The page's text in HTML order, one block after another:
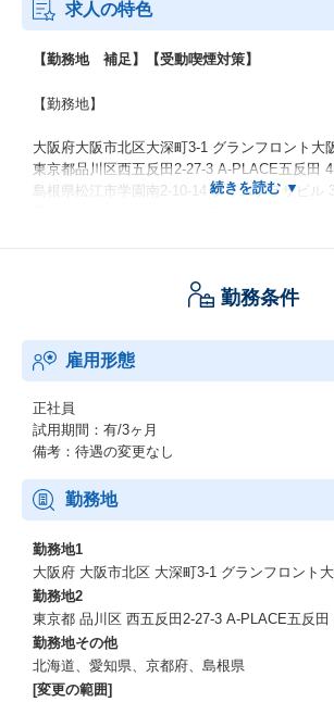
求人の特色
【勤務地 補足】【受動喫煙対策】
【勤務地】
大阪府大阪市北区大深町3-1 グランフロント大
東京都品川区西五反田2-27-3 A-PLACE五反田
島根県松江市学園南2-10-14 タイムプラザビル
ートワークを選択可能
※フルリモートワーク特例措置あり
住居拠点が通勤圏外となる社員および別途会
例措置としてフルリモートワークでの勤務が可
(ただし会社指示等により配属オフィスへの出社
就業場所の受動喫煙対策について
・大阪オフィス：ビル屋内全面禁煙
・東京オフィス：ビル屋内全面禁煙
・島根オフィス：ビル屋内に喫煙可能室あり
・名古屋オフィス：ビル屋内に喫煙可能室あり
・京都オフィス：ビル屋内に喫煙可能室あり
・北海道オフィス：ビル屋内全面禁煙
勤務条件
雇用形態
正社員
試用期間：有/3ヶ月
備考：待遇の変更なし
勤務地
勤務地1
大阪府 大阪市北区 大深町3-1 グランフロント
勤務地2
東京都 品川区 西五反田2-27-3 A-PLACE五反田
勤務地その他
北海道、愛知県、京都府、島根県
[変更の範囲]